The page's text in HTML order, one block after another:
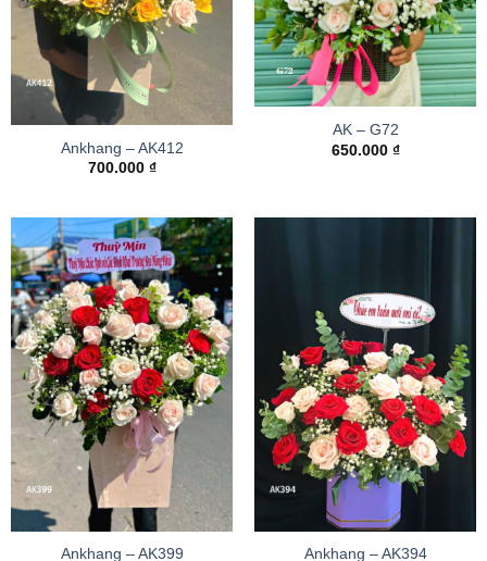
Ankhang – AK412
700.000 ₫
AK – G72
650.000 ₫
Ankhang – AK399
Ankhang – AK394